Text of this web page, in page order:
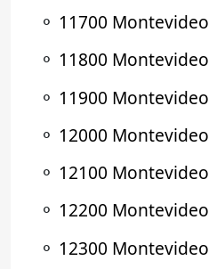
⚬ 11700 Montevideo
⚬ 11800 Montevideo
⚬ 11900 Montevideo
⚬ 12000 Montevideo
⚬ 12100 Montevideo
⚬ 12200 Montevideo
⚬ 12300 Montevideo